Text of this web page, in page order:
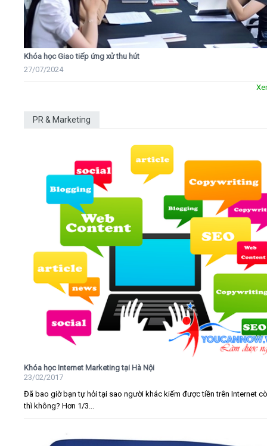
Khóa học Giao tiếp ứng xử thu hút
27/07/2024
PR & Marketing
Khóa học Internet Marketing tại Hà Nội
23/02/2017
Đã bao giờ bạn tự hỏi tại sao người khác kiếm được tiền trên Internet
thì không? Hơn 1/3...